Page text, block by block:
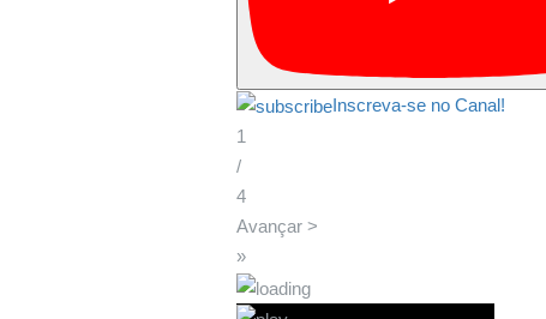
Inscreva-se no Canal!
1
/
4
Avançar >
»